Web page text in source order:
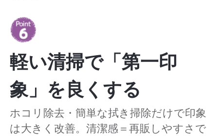
軽い清掃で「第一印
象」を良くする
ホコリ除去・簡単な拭き掃除だけで印象
は大きく改善。清潔感＝再販しやすさで